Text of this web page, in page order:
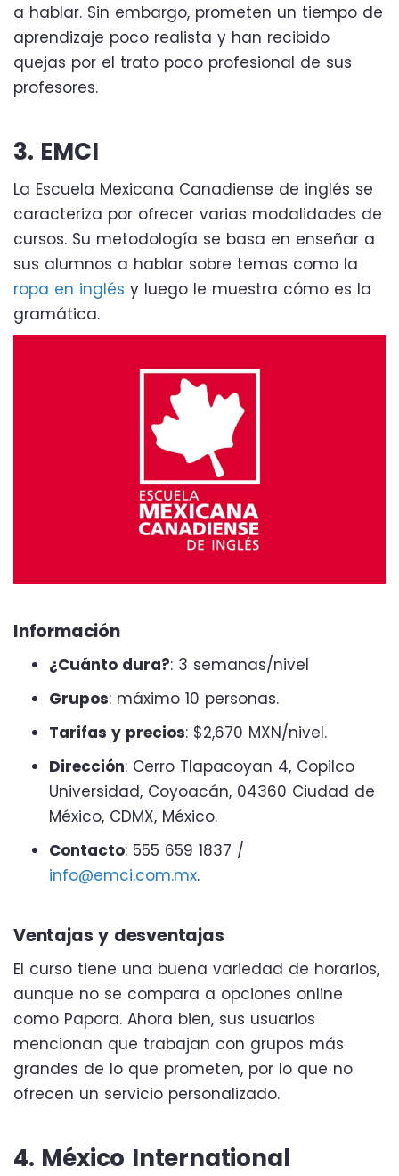
a hablar. Sin embargo, prometen un tiempo de
aprendizaje poco realista y han recibido
quejas por el trato poco profesional de sus
profesores.
3. EMCI
La Escuela Mexicana Canadiense de inglés se
caracteriza por ofrecer varias modalidades de
cursos. Su metodología se basa en enseñar a
sus alumnos a hablar sobre temas como la
ropa en inglés y luego le muestra cómo es la
gramática.
Información
¿Cuánto dura?: 3 semanas/nivel
Grupos: máximo 10 personas.
Tarifas y precios: $2,670 MXN/nivel.
Dirección: Cerro Tlapacoyan 4, Copilco
Universidad, Coyoacán, 04360 Ciudad de
México, CDMX, México.
Contacto: 555 659 1837 /
info@emci.com.mx.
Ventajas y desventajas
El curso tiene una buena variedad de horarios,
aunque no se compara a opciones online
como Papora. Ahora bien, sus usuarios
mencionan que trabajan con grupos más
grandes de lo que prometen, por lo que no
ofrecen un servicio personalizado.
4. México International